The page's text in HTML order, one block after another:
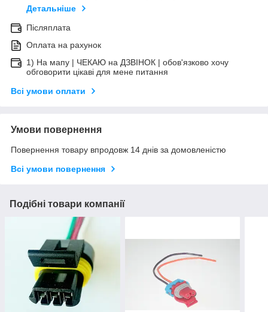
Детальніше
Післяплата
Оплата на рахунок
1) На мапу | ЧЕКАЮ на ДЗВІНОК | обов'язково хочу
обговорити цікаві для мене питання
Всі умови оплати
Умови повернення
Повернення товару впродовж 14 днів за домовленістю
Всі умови повернення
Подібні товари компанії